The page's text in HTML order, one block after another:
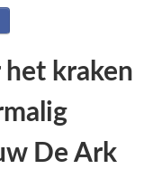
het kraken
De Ark